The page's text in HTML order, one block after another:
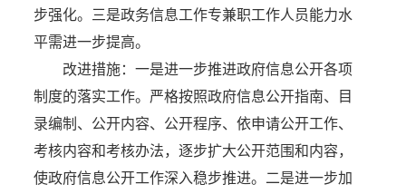
步强化。三是政务信息工作专兼职工作人员能力水
平需进一步提高。
改进措施：一是进一步推进政府信息公开各项
制度的落实工作。严格按照政府信息公开指南、目
录编制、公开内容、公开程序、依申请公开工作、
考核内容和考核办法，逐步扩大公开范围和内容，
使政府信息公开工作深入稳步推进。二是进一步加